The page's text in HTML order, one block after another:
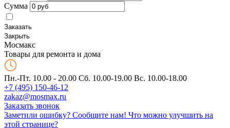
Сумма
Заказать
Закрыть
Мосмакс
Товары для ремонта и дома
Пн.-Пт. 10.00 - 20.00 Сб. 10.00-19.00 Вс. 10.00-18.00
+7 (495) 150-46-12
zakaz@mosmax.ru
Заказать звонок
Заметили ошибку? Сообщите нам! Что можно улучшить на
этой странице?